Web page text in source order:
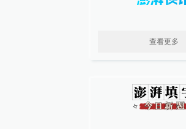
查看更多